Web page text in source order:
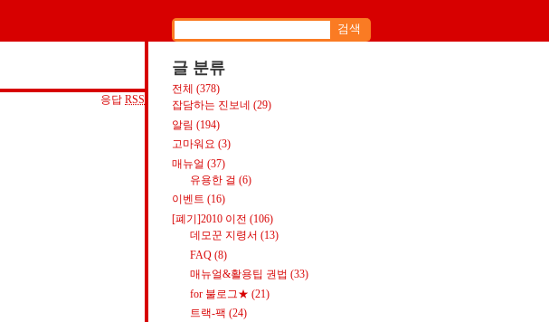
응답 RSS
글 분류
전체 (378)
잡담하는 진보네 (29)
알림 (194)
고마워요 (3)
매뉴얼 (37)
유용한 걸 (6)
이벤트 (16)
[폐기]2010 이전 (106)
데모꾼 지령서 (13)
FAQ (8)
매뉴얼&활용팁 권법 (33)
for 불로그★ (21)
트랙-팩 (24)